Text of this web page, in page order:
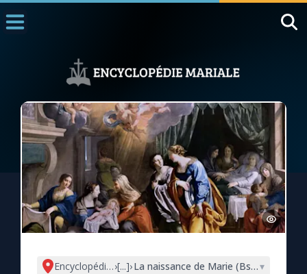
1000 Raisons de Croire
L'actualité de la semaine
La chaîne Youtube
La newsletter
Encyclopédie mariale
›[...]›La naissance de Marie (Bse A.-
▾